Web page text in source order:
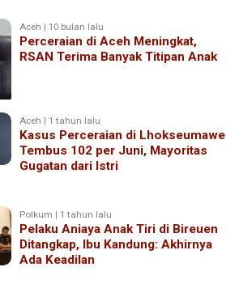
Aceh | 10 bulan lalu
Perceraian di Aceh Meningkat,
RSAN Terima Banyak Titipan Anak
Aceh | 1 tahun lalu
Kasus Perceraian di Lhokseumawe
Tembus 102 per Juni, Mayoritas
Gugatan dari Istri
Polkum | 1 tahun lalu
Pelaku Aniaya Anak Tiri di Bireuen
Ditangkap, Ibu Kandung: Akhirnya
Ada Keadilan